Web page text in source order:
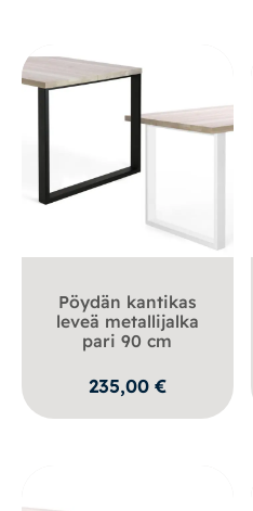
Pöydän kantikas
leveä metallijalka
pari 90 cm
235,00 €